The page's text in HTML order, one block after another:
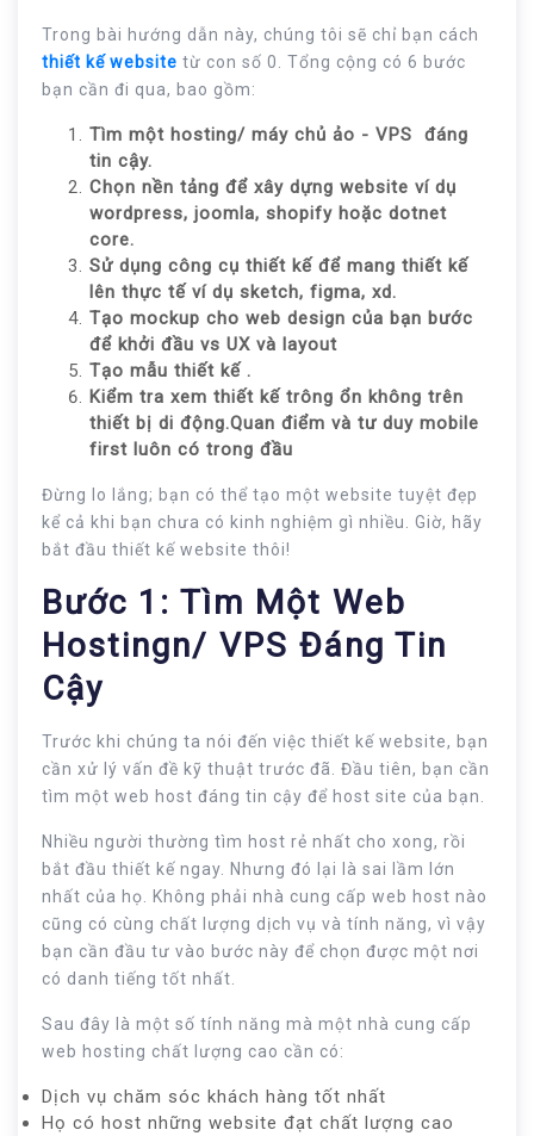
Trong bài hướng dẫn này, chúng tôi sẽ chỉ bạn cách
thiết kế website từ con số 0. Tổng cộng có 6 bước
bạn cần đi qua, bao gồm:
Tìm một hosting/ máy chủ ảo - VPS đáng
tin cậy.
Chọn nền tảng để xây dựng website ví dụ
wordpress, joomla, shopify hoặc dotnet
core.
Sử dụng công cụ thiết kế để mang thiết kế
lên thực tế ví dụ sketch, figma, xd.
Tạo mockup cho web design của bạn bước
để khởi đầu vs UX và layout
Tạo mẫu thiết kế .
Kiểm tra xem thiết kế trông ổn không trên
thiết bị di động.Quan điểm và tư duy mobile
first luôn có trong đầu
Đừng lo lắng; bạn có thể tạo một website tuyệt đẹp
kể cả khi bạn chưa có kinh nghiệm gì nhiều. Giờ, hãy
bắt đầu thiết kế website thôi!
Bước 1: Tìm Một Web
Hostingn/ VPS Đáng Tin
Cậy
Trước khi chúng ta nói đến việc thiết kế website, bạn
cần xử lý vấn đề kỹ thuật trước đã. Đầu tiên, bạn cần
tìm một web host đáng tin cậy để host site của bạn.
Nhiều người thường tìm host rẻ nhất cho xong, rồi
bắt đầu thiết kế ngay. Nhưng đó lại là sai lầm lớn
nhất của họ. Không phải nhà cung cấp web host nào
cũng có cùng chất lượng dịch vụ và tính năng, vì vậy
bạn cần đầu tư vào bước này để chọn được một nơi
có danh tiếng tốt nhất.
Sau đây là một số tính năng mà một nhà cung cấp
web hosting chất lượng cao cần có:
Dịch vụ chăm sóc khách hàng tốt nhất
Họ có host những website đạt chất lượng cao